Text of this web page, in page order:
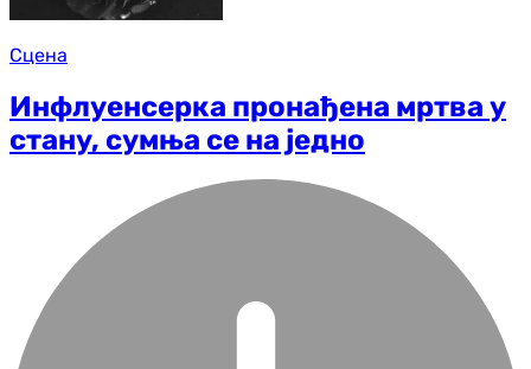
Сцена
Инфлуенсерка пронађена мртва у
стану, сумња се на једно